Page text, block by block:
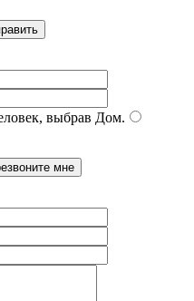
выбрав Дом.